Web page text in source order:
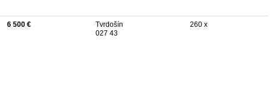
6 500 €
Tvrdošín
027 43
260 x